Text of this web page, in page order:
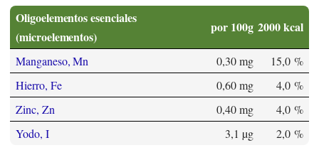
Oligoelementos esenciales
(microelementos)
por 100g 2000 kcal
Manganeso, Mn 0,30 mg
15,0 %
Hierro, Fe
0,60 mg
4,0 %
Zinc, Zn
0,40 mg
4,0 %
Yodo, I
3,1 µg 2,0 %